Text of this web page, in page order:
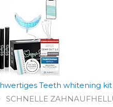
Teeth whitening kit
SCHNELLE